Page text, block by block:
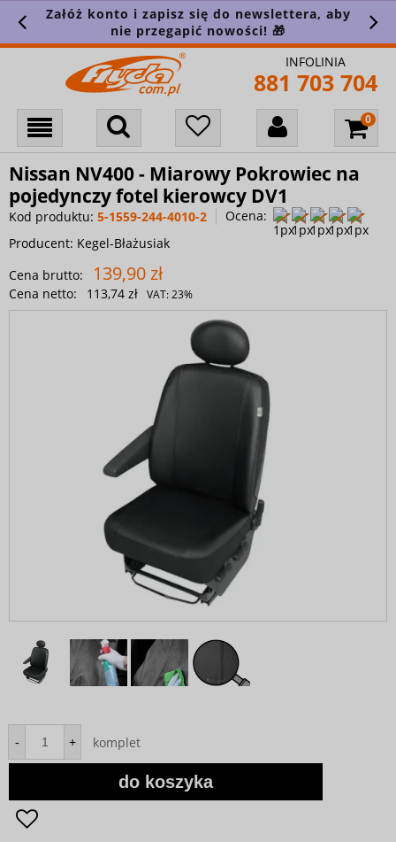
Załóż konto i zapisz się do newslettera, aby
nie przegapić nowości! 🎁
INFOLINIA
881 703 704
Nissan NV400 - Miarowy Pokrowiec na
pojedynczy fotel kierowcy DV1
Kod produktu: 5-1559-244-4010-2
Ocena:
Producent: Kegel-Błażusiak
Cena brutto:
139,90 zł
Cena netto: 113,74 zł VAT:23%
- + komplet
do koszyka